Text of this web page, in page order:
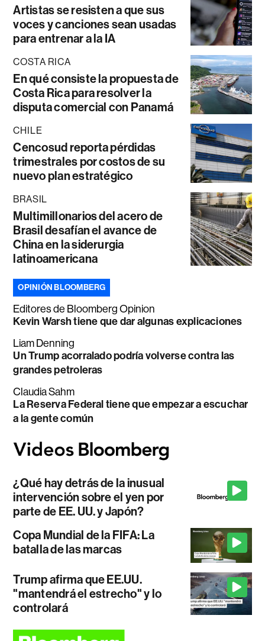
Artistas se resisten a que sus
voces y canciones sean usadas
para entrenar a la IA
COSTA RICA
En qué consiste la propuesta de
Costa Rica para resolver la
disputa comercial con Panamá
CHILE
Cencosud reporta pérdidas
trimestrales por costos de su
nuevo plan estratégico
BRASIL
Multimillonarios del acero de
Brasil desafían el avance de
China en la siderurgia
latinoamericana
OPINIÓN BLOOMBERG
Editores de Bloomberg Opinion
Kevin Warsh tiene que dar algunas explicaciones
Liam Denning
Un Trump acorralado podría volverse contra las
grandes petroleras
Claudia Sahm
La Reserva Federal tiene que empezar a escuchar
a la gente común
¿Qué hay detrás de la inusual
intervención sobre el yen por
parte de EE. UU. y Japón?
Copa Mundial de la FIFA: La
batalla de las marcas
Trump afirma que EE.UU.
"mantendrá el estrecho" y lo
controlará